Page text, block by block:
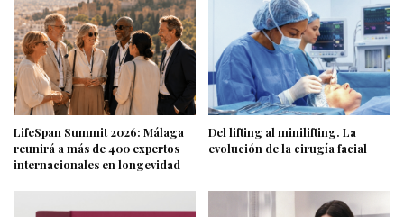
LifeSpan Summit 2026: Málaga
reunirá a más de 400 expertos
internacionales en longevidad
Del lifting al minilifting. La
evolución de la cirugía facial